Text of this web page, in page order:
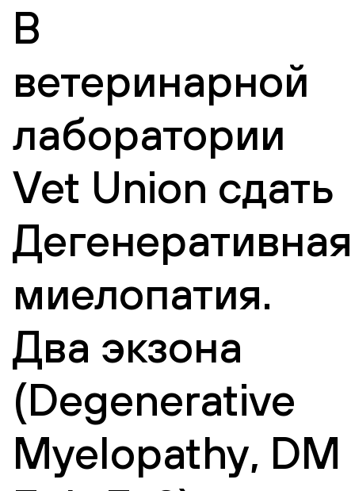
В
ветеринарной
лаборатории
Vet Union сдать
Дегенеративная
миелопатия.
Два экзона
(Degenerative
Myelopathy, DM